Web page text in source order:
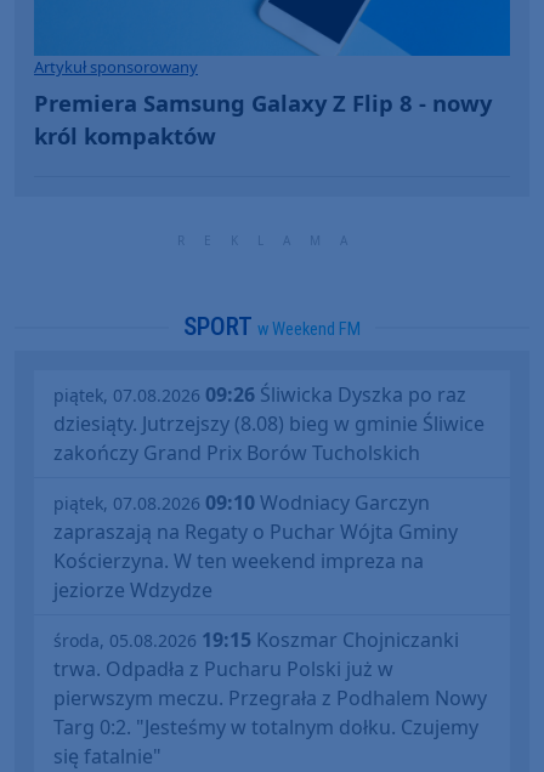
Artykuł sponsorowany
Premiera Samsung Galaxy Z Flip 8 - nowy
król kompaktów
SPORT w Weekend FM
piątek, 07.08.2026 09:26 Śliwicka Dyszka po raz
dziesiąty. Jutrzejszy (8.08) bieg w gminie Śliwice
zakończy Grand Prix Borów Tucholskich
piątek, 07.08.2026 09:10Wodniacy Garczyn
zapraszają na Regaty o Puchar Wójta Gminy
Kościerzyna. W ten weekend impreza na
jeziorze Wdzydze
środa, 05.08.2026 19:15 Koszmar Chojniczanki
trwa. Odpadła z Pucharu Polski już w
pierwszym meczu. Przegrała z Podhalem Nowy
Targ 0:2. "Jesteśmy w totalnym dołku. Czujemy
się fatalnie"